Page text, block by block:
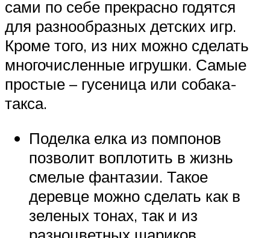
сами по себе прекрасно годятся
для разнообразных детских игр.
Кроме того, из них можно сделать
многочисленные игрушки. Самые
простые – гусеница или собака-
такса.
Поделка елка из помпонов
позволит воплотить в жизнь
смелые фантазии. Такое
деревце можно сделать как в
зеленых тонах, так и из